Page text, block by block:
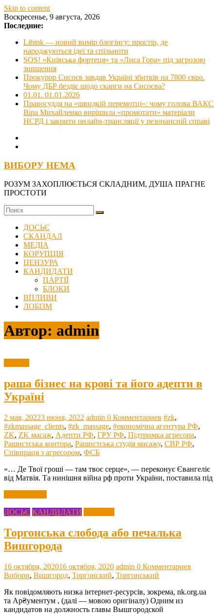
Skip to content
Воскресенье, 9 августа, 2026
Последние:
Libink — новий вимір блогінгу: простір, де
народжуються ідеї та спільноти
SOS! «Київська фортеця» та «Лиса Гора» під загрозою
знищення
Прокурор Сисоєв завдав Україні збитків на 7800 євро.
Чому ДБР бездіє щодо скарги на Сисоєва?
01.01. 01.01.2026
Правосуддя на «швидкій перемотці»: чому голова ВАКС
Віра Михайленко вирішила «промотати» матеріали
НСРД і закрити онлайн-трансляції у резонансній справі
ВИБОРУ НЕМА
РОЗУМ ЗАХОПЛЮЄТЬСЯ СКЛАДНИМ, ДУША ПРАГНЕ
ПРОСТОТИ
ДОСЬЄ
СКАНДАЛ
МЕДІА
КОРУПЦІЯ
ЦЕНЗУРА
КАНДИДАТИ
ПАРТІЇ
БЛОКИ
ВПЛИВИ
ЛОБІЗМ
Автор: admin
раша бізнес на крові та його адепти в
Україні
2 мая, 20223 июня, 2022 admin 0 Комментариев #zk,
#zkmassage_clients, #zk_massage, #економічна агентура РФ,
ZK, ZK масаж, Адепти РФ, ГРУ РФ, Підтримка агресора,
Рашистська контора, Рашистська студія масажу, СВР РФ,
Співпраця з агресором, ФСБ
«… Де Твої гроші — там твоє серце», — переконує Євангеліє
від Матвія. Та нинішня війна рф проти України, поставила під
ДОСЬЄ КАНДИДАТИ
Торгонська слобода або печалька
Вишгорода
16 октября, 202016 октября, 2020 admin 0 Комментариев
Вибори, Вишгород, Торгонский, Торгонський
Як повідомляють низка інтернет-ресурсів, зокрема, nk.org.ua
та Ар₴ументум , (далі — мовою оригіналу) Одним из
кандидатов на должность главы Вышгородской